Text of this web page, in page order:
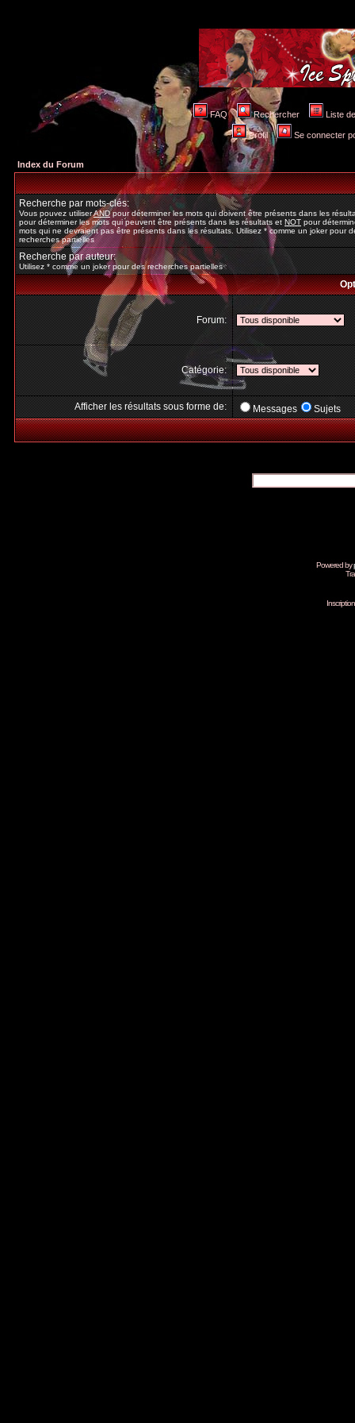
FAQ Rechercher Liste
Profil Se connecter
Index du Forum
Recherche par mots-clés:
Vous pouvez utiliserANDpour déterminer les mots qui doivent être présents dans les
pour déterminer les mots qui peuvent être présents dans les résultats etNOTpour
mots qui ne devraient pas être présents dans les résultats. Utilisez * comme un joker pour
recherches partielles
Recherche par auteur:
Utilisez * comme un joker pour des recherches partielles
Forum:
Catégorie:
Afficher les résultats sous forme de: Messages Sujets
Powered by